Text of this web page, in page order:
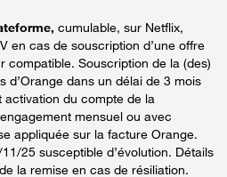
cumulable, sur Netflix,
en cas de souscription d’une offre
compatible. Souscription de la (des)
d’Orange dans un délai de 3 mois
du compte de la
mensuel ou avec
appliquée sur la facture Orange.
25 susceptible d’évolution. Détails
la remise en cas de résiliation.